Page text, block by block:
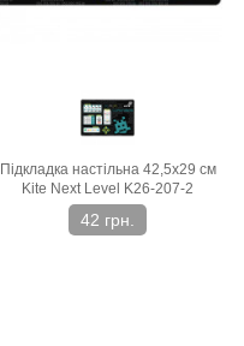
Підкладка настільна 42,5х29 см
Kite Next Level K26-207-2
42 грн.